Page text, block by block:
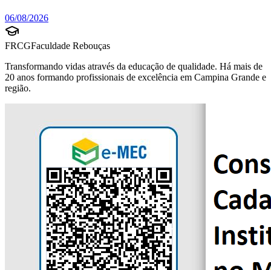
06/08/2026
FRCGFaculdade Rebouças
Transformando vidas através da educação de qualidade. Há mais de
20 anos formando profissionais de excelência em Campina Grande e
região.